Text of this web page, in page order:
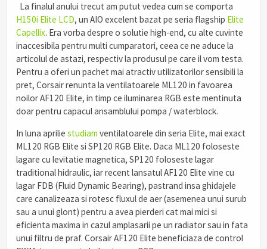
La finalul anului trecut am putut vedea cum se comporta
H150i Elite LCD, un AIO excelent bazat pe seria flagship Elite
Capellix. Era vorba despre o solutie high-end, cu alte cuvinte
inaccesibila pentru multi cumparatori, ceea ce ne aduce la
articolul de astazi, respectiv la produsul pe care il vom testa.
Pentru a oferi un pachet mai atractiv utilizatorilor sensibili la
pret, Corsair renunta la ventilatoarele ML120 in favoarea
noilor AF120 Elite, in timp ce iluminarea RGB este mentinuta
doar pentru capacul ansamblului pompa / waterblock.
In luna aprilie studiam ventilatoarele din seria Elite, mai exact
ML120 RGB Elite si SP120 RGB Elite. Daca ML120 foloseste
lagare cu levitatie magnetica, SP120 foloseste lagar
traditional hidraulic, iar recent lansatul AF120 Elite vine cu
lagar FDB (Fluid Dynamic Bearing), pastrand insa ghidajele
care canalizeaza si rotesc fluxul de aer (asemenea unui surub
sau a unui glont) pentru a avea pierderi cat mai mici si
eficienta maxima in cazul amplasarii pe un radiator sau in fata
unui filtru de praf. Corsair AF120 Elite beneficiaza de control